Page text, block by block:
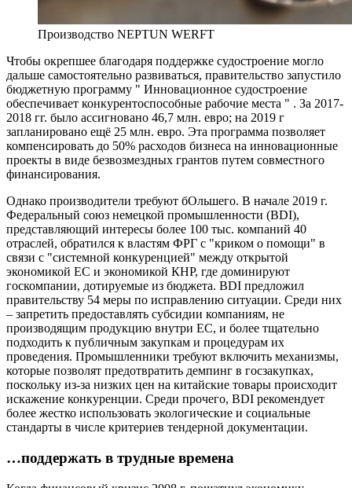
Производство NEPTUN WERFT
Чтобы окрепшее благодаря поддержке судостроение могло
дальше самостоятельно развиваться, правительство запустило
бюджетную программу " Инновационное судостроение
обеспечивает конкурентоспособные рабочие места " . За 2017-
2018 гг. было ассигновано 46,7 млн. евро; на 2019 г
запланировано ещё 25 млн. евро. Эта программа позволяет
компенсировать до 50% расходов бизнеса на инновационные
проекты в виде безвозмездных грантов путем совместного
финансирования.
Однако производители требуют бОльшего. В начале 2019 г.
Федеральный союз немецкой промышленности (BDI),
представляющий интересы более 100 тыс. компаний 40
отраслей, обратился к властям ФРГ с "криком о помощи" в
связи с "системной конкуренцией" между открытой
экономикой ЕС и экономикой КНР, где доминируют
госкомпании, дотируемые из бюджета. BDI предложил
правительству 54 меры по исправлению ситуации. Среди них
– запретить предоставлять субсидии компаниям, не
производящим продукцию внутри ЕС, и более тщательно
подходить к публичным закупкам и процедурам их
проведения. Промышленники требуют включить механизмы,
которые позволят предотвратить демпинг в госзакупках,
поскольку из-за низких цен на китайские товары происходит
искажение конкуренции. Среди прочего, BDI рекомендует
более жестко использовать экологические и социальные
стандарты в числе критериев тендерной документации.
…поддержать в трудные времена